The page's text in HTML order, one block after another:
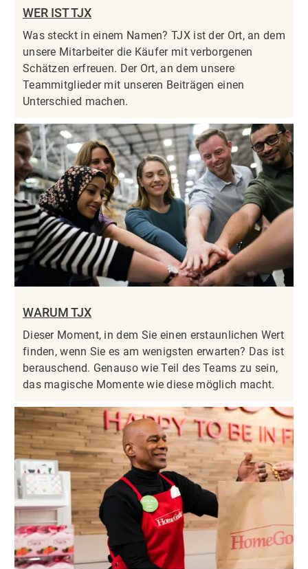
WER IST TJX
Was steckt in einem Namen? TJX ist der Ort, an dem
unsere Mitarbeiter die Käufer mit verborgenen
Schätzen erfreuen. Der Ort, an dem unsere
Teammitglieder mit unseren Beiträgen einen
Unterschied machen.
WARUM TJX
Dieser Moment, in dem Sie einen erstaunlichen Wert
finden, wenn Sie es am wenigsten erwarten? Das ist
berauschend. Genauso wie Teil des Teams zu sein,
das magische Momente wie diese möglich macht.